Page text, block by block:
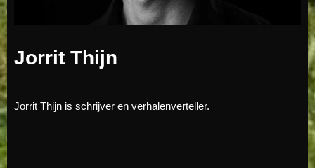
Jorrit Thijn
Jorrit Thijn is schrijver en verhalenverteller.